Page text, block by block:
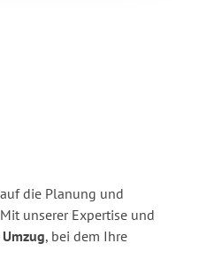
die Planung und
unserer Expertise und
, bei dem Ihre